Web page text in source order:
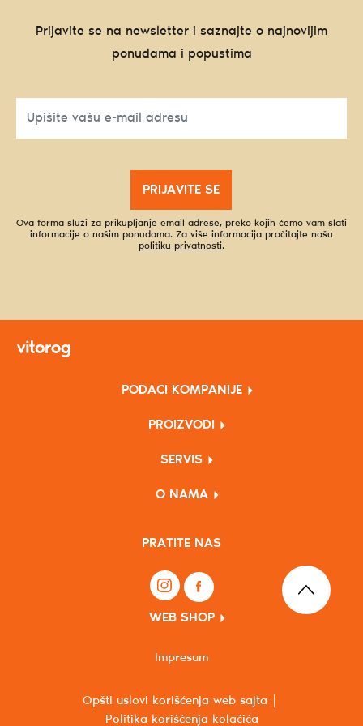
Prijavite se na newsletter i saznajte o najnovijim
ponudama i popustima
PRIJAVITE SE
Ova forma služi za prikupljanje email adrese, preko kojih ćemo vam slati
informacije o našim ponudama. Za više informacija pročitajte našu
politiku privatnosti.
PODACI KOMPANIJE
PROIZVODI
SERVIS
O NAMA
PRATITE NAS
WEB SHOP
Opšti uslovi korišćenja web sajta
Politika korišćenja kolačića
Impresum